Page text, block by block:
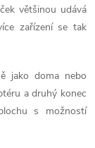
většinou udává
zařízení se tak
jako doma nebo
a druhý konec
s možností